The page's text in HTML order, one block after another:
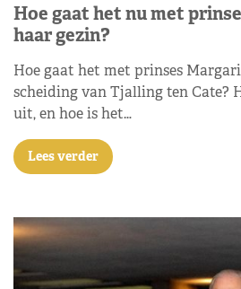
Hoe gaat het nu met
haar gezin?
Hoe gaat het met prinses
scheiding van Tjalling ten Cate?
uit, en hoe is het…
Lees verder